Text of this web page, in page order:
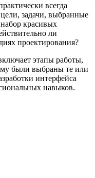
всегда
задачи, выбранные
красивых
ли
проектирования?
этапы работы,
были выбраны те или
интерфейса
навыков.